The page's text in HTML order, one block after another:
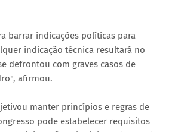
barrar indicações políticas para
indicação técnica resultará no
defrontou com graves casos de
afirmou.
manter princípios e regras de
pode estabelecer requisitos